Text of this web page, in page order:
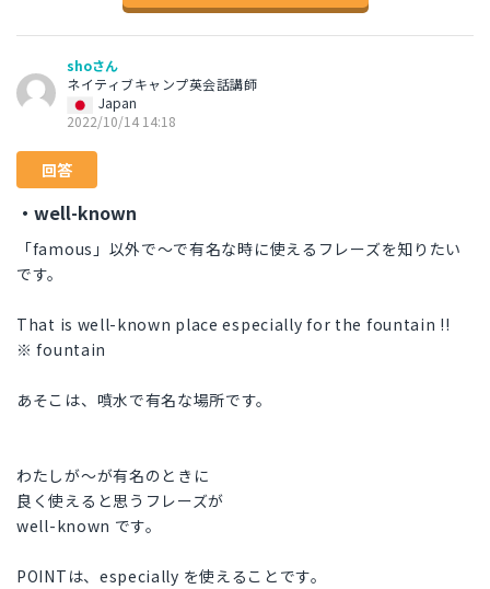
shoさん
ネイティブキャンプ英会話講師
Japan
2022/10/14 14:18
回答
・well-known
「famous」以外で～で有名な時に使えるフレーズを知りたい
です。
That is well-known place especially for the fountain !!
※ fountain
あそこは、噴水で有名な場所です。
わたしが〜が有名のときに
良く使えると思うフレーズが
well-known です。
POINTは、especially を使えることです。